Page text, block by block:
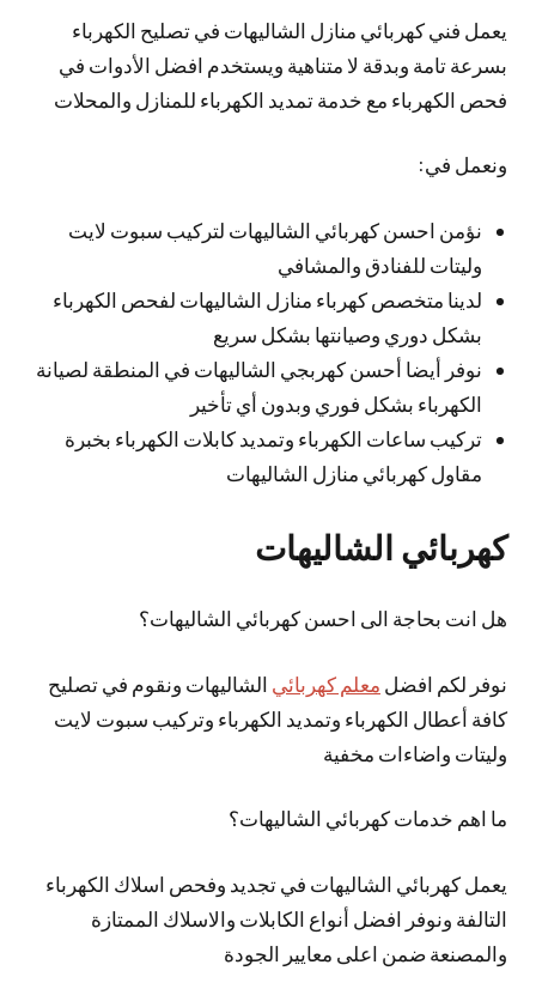
يعمل فني كهربائي منازل الشاليهات في تصليح الكهرباء
بسرعة تامة وبدقة لا متناهية ويستخدم افضل الأدوات في
فحص الكهرباء مع خدمة تمديد الكهرباء للمنازل والمحلات
ونعمل في:
نؤمن احسن كهربائي الشاليهات لتركيب سبوت لايت
وليتات للفنادق والمشافي
لدينا متخصص كهرباء منازل الشاليهات لفحص الكهرباء
بشكل دوري وصيانتها بشكل سريع
نوفر أيضا أحسن كهربجي الشاليهات في المنطقة لصيانة
الكهرباء بشكل فوري وبدون أي تأخير
تركيب ساعات الكهرباء وتمديد كابلات الكهرباء بخبرة
مقاول كهربائي منازل الشاليهات
كهربائي الشاليهات
هل انت بحاجة الى احسن كهربائي الشاليهات؟
نوفر لكم افضل معلم كهربائي الشاليهات ونقوم في تصليح
كافة أعطال الكهرباء وتمديد الكهرباء وتركيب سبوت لايت
وليتات واضاءات مخفية
ما اهم خدمات كهربائي الشاليهات؟
يعمل كهربائي الشاليهات في تجديد وفحص اسلاك الكهرباء
التالفة ونوفر افضل أنواع الكابلات والاسلاك الممتازة
والمصنعة ضمن اعلى معايير الجودة